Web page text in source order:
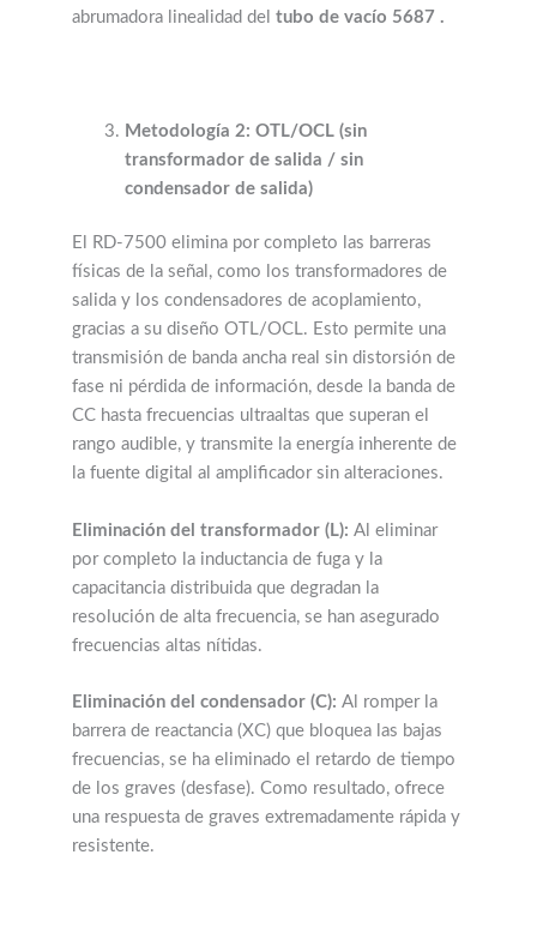
abrumadora linealidad del tubo de vacío 5687 .
Metodología 2: OTL/OCL (sin
transformador de salida / sin
condensador de salida)
El RD-7500 elimina por completo las barreras
físicas de la señal, como los transformadores de
salida y los condensadores de acoplamiento,
gracias a su diseño OTL/OCL. Esto permite una
transmisión de banda ancha real sin distorsión de
fase ni pérdida de información, desde la banda de
CC hasta frecuencias ultraaltas que superan el
rango audible, y transmite la energía inherente de
la fuente digital al amplificador sin alteraciones.
Eliminación del transformador (L): Al eliminar
por completo la inductancia de fuga y la
capacitancia distribuida que degradan la
resolución de alta frecuencia, se han asegurado
frecuencias altas nítidas.
Eliminación del condensador (C): Al romper la
barrera de reactancia (XC) que bloquea las bajas
frecuencias, se ha eliminado el retardo de tiempo
de los graves (desfase). Como resultado, ofrece
una respuesta de graves extremadamente rápida y
resistente.